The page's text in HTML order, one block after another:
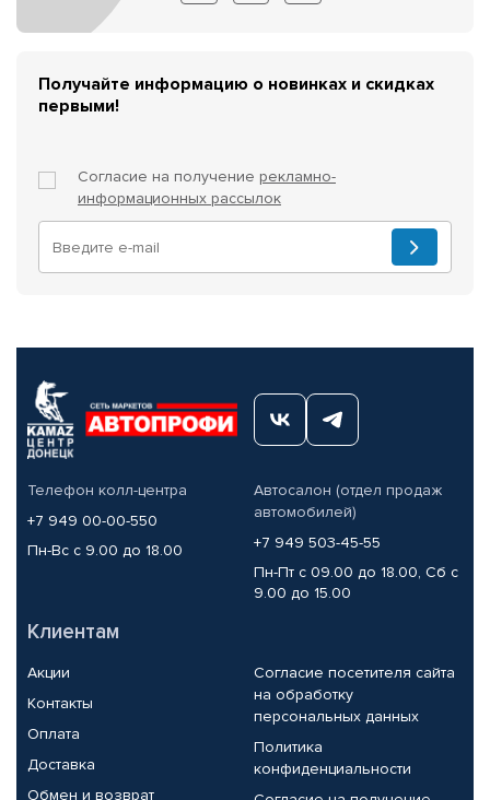
Получайте информацию о новинках и скидках
первыми!
Согласие на получение рекламно-
информационных рассылок
Телефон колл-центра
+7 949 00-00-550
Пн-Вс с 9.00 до 18.00
Автосалон (отдел продаж
автомобилей)
+7 949 503-45-55
Пн-Пт с 09.00 до 18.00, Сб с
9.00 до 15.00
Клиентам
Акции
Контакты
Оплата
Доставка
Обмен и возврат
Согласие посетителя сайта
на обработку
персональных данных
Политика
конфиденциальности